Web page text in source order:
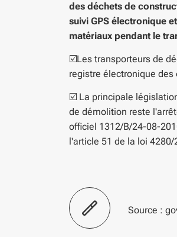
des déchets de
suivi GPS électronique
matériaux pendant le
☑️Les transporteurs de
registre électronique
☑️ La principale
de démolition reste
officiel 1312/B/24-08-
l'article 51 de la loi 4280/
Source :